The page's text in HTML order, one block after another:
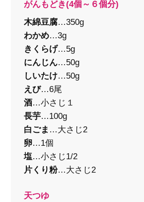
がんもどき(4個～６個分)
木綿豆腐…350g
わかめ…3g
きくらげ…5g
にんじん…50g
しいたけ…50g
えび…6尾
酒…小さじ１
長芋…100g
白ごま …大さじ2
卵…1個
塩…小さじ1/2
片くり粉…大さじ2
天つゆ